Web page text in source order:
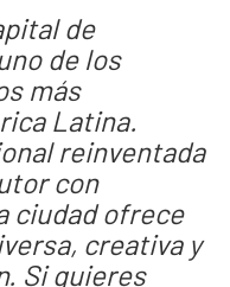
de
de los
más
Latina.
reinventada
con
ciudad ofrece
creativa y
Si quieres